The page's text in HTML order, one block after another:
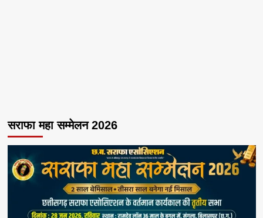
सराफा महा सम्मेलन 2026